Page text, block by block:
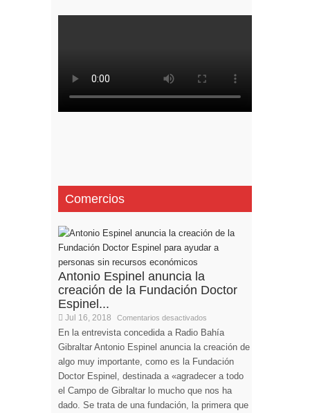
Comercios
Antonio Espinel anuncia la
creación de la Fundación Doctor
Espinel...
Jul 16, 2018 Comentarios desactivados
En la entrevista concedida a Radio Bahía
Gibraltar Antonio Espinel anuncia la creación de
algo muy importante, como es la Fundación
Doctor Espinel, destinada a «agradecer a todo
el Campo de Gibraltar lo mucho que nos ha
dado. Se trata de una fundación, la primera que